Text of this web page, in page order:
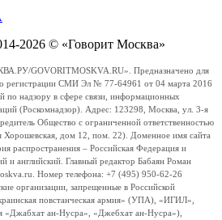
2026 © «Говорит Москва»
GOVORITMOSKVA.RU». Предназначено для
о регистрации СМИ Эл № 77-64961 от 04 марта 2016
по надзору в сфере связи, информационных
(Роскомнадзор). Адрес: 123298, Москва, ул. 3-я
Общество с ограниченной ответственностью
дом 12, пом. 22). Доменное имя сайта
распространения – Российская Федерация и
и английский. Главный редактор Бабаян Роман
Номер телефона: +7 (495) 950-62-26
организации, запрещенные в Российской
повстанческая армия» (УПА), «ИГИЛ»,
ан-Нусра», «Джебхат ан-Нусра»),